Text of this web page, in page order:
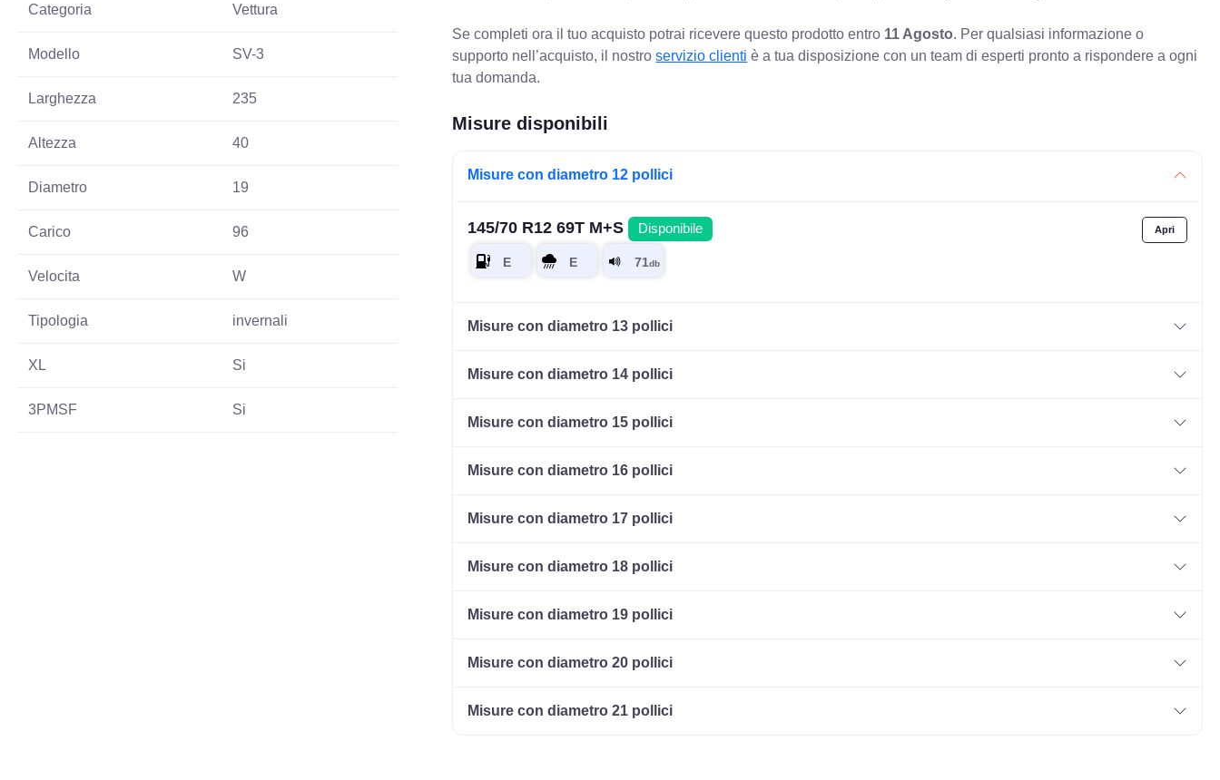
Categoria Vettura
Modello SV-3
Larghezza 235
Altezza 40
Diametro 19
Carico 96
Velocita W
Tipologia invernali
XL Si
3PMSF Si
Se completi ora il tuo acquisto potrai ricevere questo prodotto entro 11 Agosto. Per qualsiasi informazione o
supporto nell’acquisto, il nostroservizio clienti è a tua disposizione con un team di esperti pronto a rispondere a ogni
tua domanda.
Misure disponibili
Misure con diametro 12 pollici
145/70 R12 69T M+S Disponibile
Misure con diametro 13 pollici
Misure con diametro 14 pollici
Misure con diametro 15 pollici
Misure con diametro 16 pollici
Misure con diametro 17 pollici
Misure con diametro 18 pollici
Misure con diametro 19 pollici
Misure con diametro 20 pollici
Misure con diametro 21 pollici